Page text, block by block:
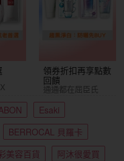
領券折扣再享點數
回饋
通通都在屈臣氏
Esaki
BERROCAL 貝羅卡
美容百貨
阿沐很愛買